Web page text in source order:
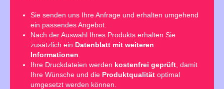
Sie senden uns Ihre Anfrage und erhalten umgehend
ein passendes Angebot.
Nach der Auswahl Ihres Produkts erhalten Sie
zusätzlich ein Datenblatt mit weiteren
Informationen
Ihre Druckdateien werden kostenfrei geprüft , damit
Ihre Wünsche und die Produktqualität optimal
umgesetzt werden können.